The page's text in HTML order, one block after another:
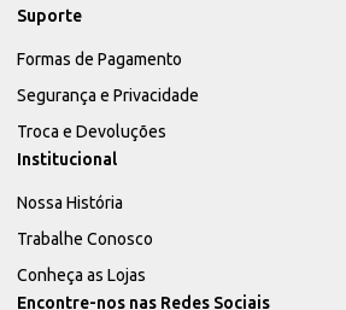
Suporte
Formas de Pagamento
Segurança e Privacidade
Troca e Devoluções
Institucional
Nossa História
Trabalhe Conosco
Conheça as Lojas
Encontre-nos nas Redes Sociais